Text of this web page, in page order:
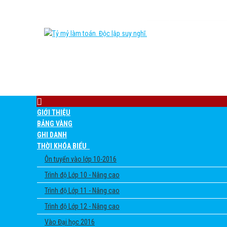
GIỚI THIỆU
BẢNG VÀNG
GHI DANH
THỜI KHÓA BIỂU
Ôn tuyển vào lớp 10-2016
Trình độ Lớp 10 - Nâng cao
Trình độ Lớp 11 - Nâng cao
Trình độ Lớp 12 - Nâng cao
Vào Đại học 2016